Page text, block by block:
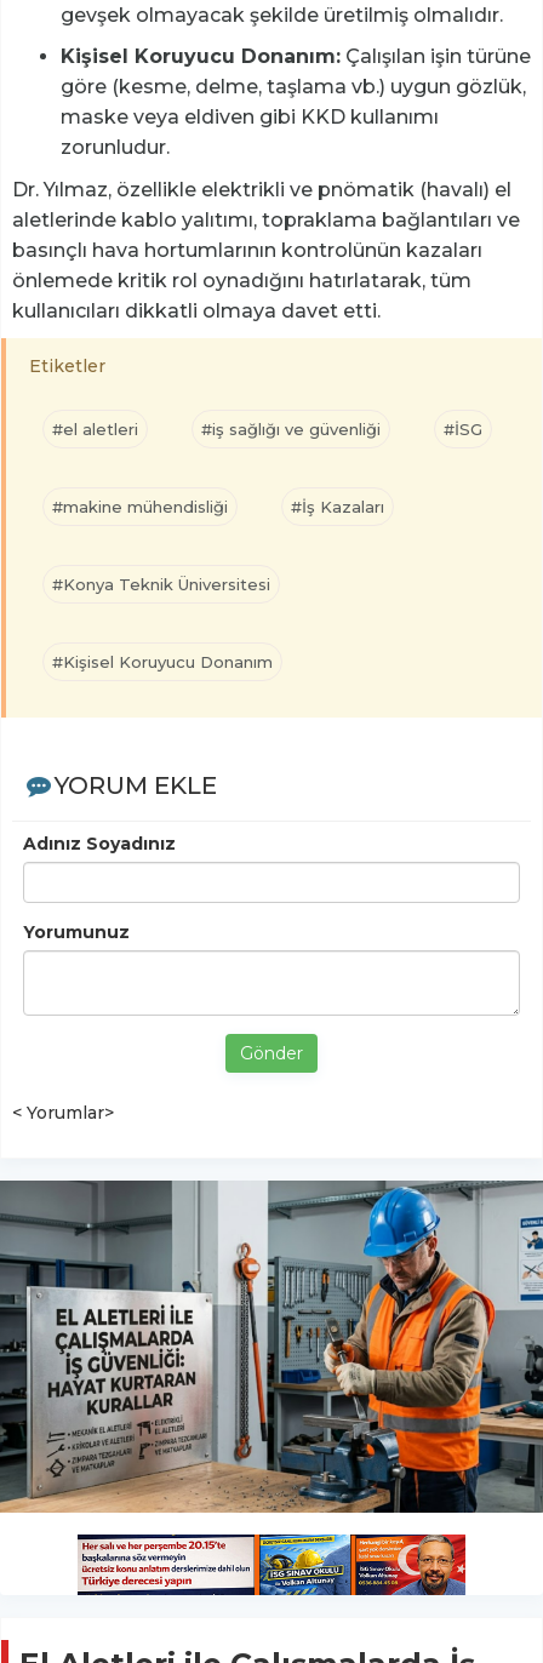
gevşek olmayacak şekilde üretilmiş olmalıdır.
Kişisel Koruyucu Donanım: Çalışılan işin türüne
göre (kesme, delme, taşlama vb.) uygun gözlük,
maske veya eldiven gibi KKD kullanımı
zorunludur.
Dr. Yılmaz, özellikle elektrikli ve pnömatik (havalı) el
aletlerinde kablo yalıtımı, topraklama bağlantıları ve
basınçlı hava hortumlarının kontrolünün kazaları
önlemede kritik rol oynadığını hatırlatarak, tüm
kullanıcıları dikkatli olmaya davet etti.
Etiketler
#el aletleri #iş sağlığı ve güvenliği #İSG
#makine mühendisliği #İş Kazaları
#Konya Teknik Üniversitesi
#Kişisel Koruyucu Donanım
YORUM EKLE
Adınız Soyadınız
Yorumunuz
Gönder
< Yorumlar>